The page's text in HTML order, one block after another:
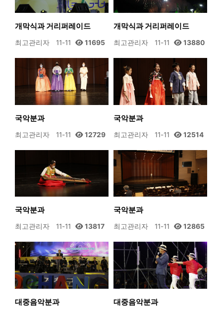
개막식과 거리퍼레이드
최고관리자 11-11 11695
개막식과 거리퍼레이드
최고관리자 11-11 13880
국악분과
최고관리자 11-11 12729
국악분과
최고관리자 11-11 12514
국악분과
최고관리자 11-11 13817
국악분과
최고관리자 11-11 12865
대중음악분과 대중음악분과